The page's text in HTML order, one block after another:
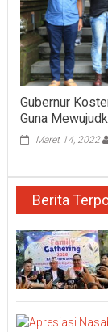
Gubernur
Guna
Maret 14, 2022
Berita